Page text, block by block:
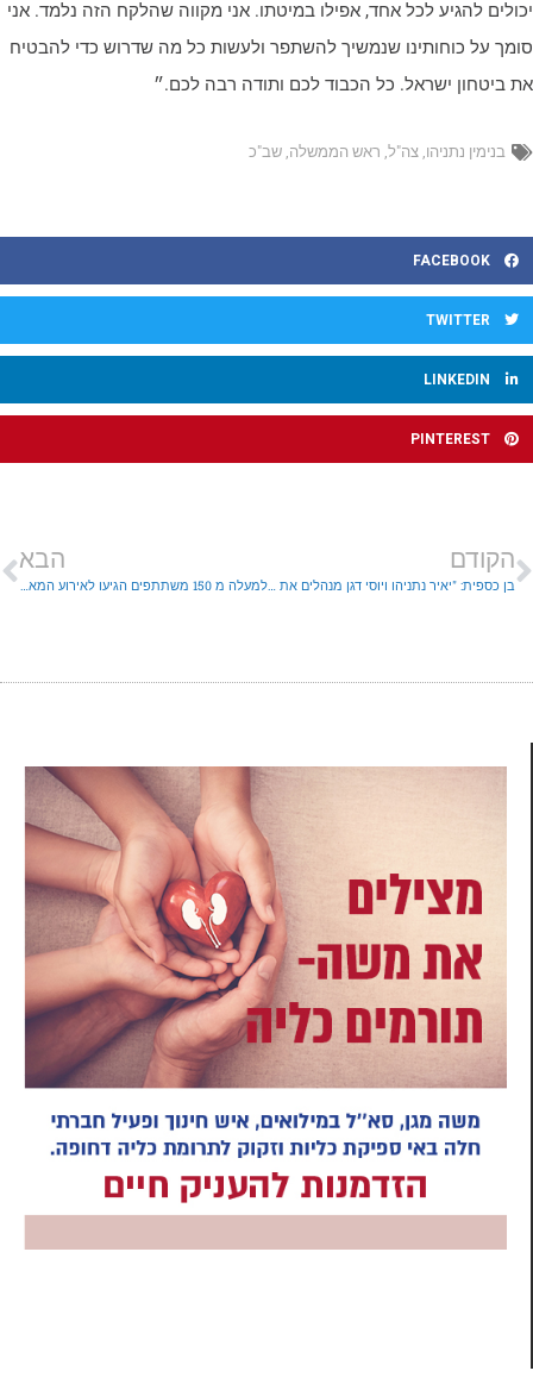
להגיע לכל אחד, אפילו במיטתו. אני מקווה שהלקח הזה נלמד. אני
על כוחותינו שנמשיך להשתפר ולעשות כל מה שדרוש כדי להבטיח
ביטחון ישראל. כל הכבוד לכם ותודה רבה לכם.״
בנימין נתניהו,צה"ל,ראש הממשלה,שב"כ
FACEBOOK
TWITTER
LINKEDIN
PINTEREST
הקודם
בן כספית: "יאיר נתניהו ויוסי דגן מנהלים את המדינה"
הבא
למעלה מ 150 משתתפים הגיעו לאירוע המאבק באנטישמיות שארגנה ההסתדרות הציונית העולמית